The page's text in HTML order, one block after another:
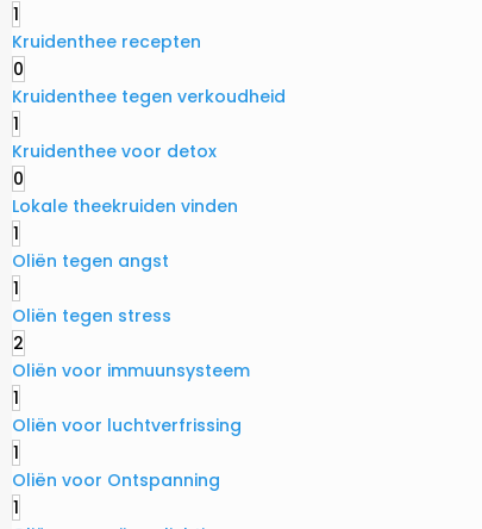
1
Kruidenthee recepten
0
Kruidenthee tegen verkoudheid
1
Kruidenthee voor detox
0
Lokale theekruiden vinden
1
Oliën tegen angst
1
Oliën tegen stress
2
Oliën voor immuunsysteem
1
Oliën voor luchtverfrissing
1
Oliën voor Ontspanning
1